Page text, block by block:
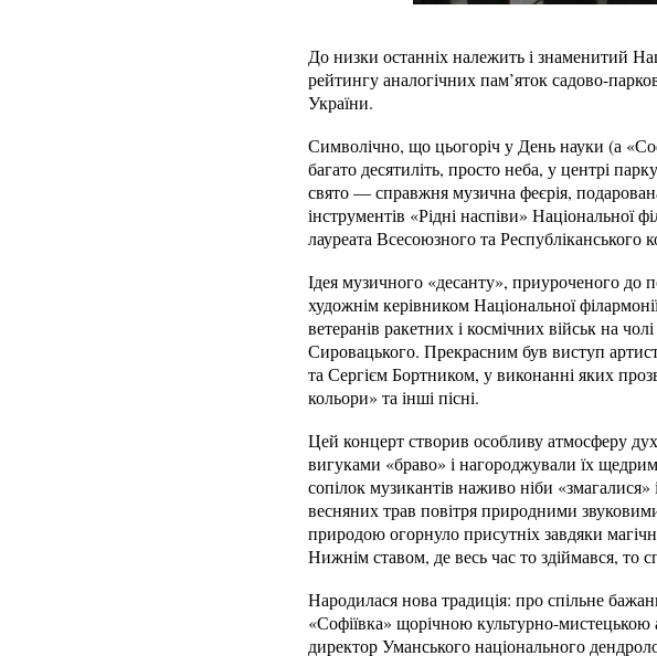
До низки останніх належить і знаменитий
рейтингу аналогічних пам’яток садово-
України.
Символічно, що цьогоріч у День науки (а
багато десятиліть, просто неба, у центрі
свято — справжня музична феєрія,
інструментів «Рідні наспіви» Національної
лауреата Всесоюзного та
Ідея музичного «десанту», приуроченого до
художнім керівником Національної
ветеранів ракетних і космічних військ на
Сировацького. Прекрасним був виступ
та Сергієм Бортником, у виконанні яких
кольори» та інші пісні.
Цей концерт створив особливу атмосферу
вигуками «браво» і нагороджували їх
сопілок музикантів наживо ніби
весняних трав повітря природними
природою огорнуло присутніх завдяки
Нижнім ставом, де весь час то здіймався, то
Народилася нова традиція: про спільне
«Софіївка» щорічною культурно-мистецькою
директор Уманського національного